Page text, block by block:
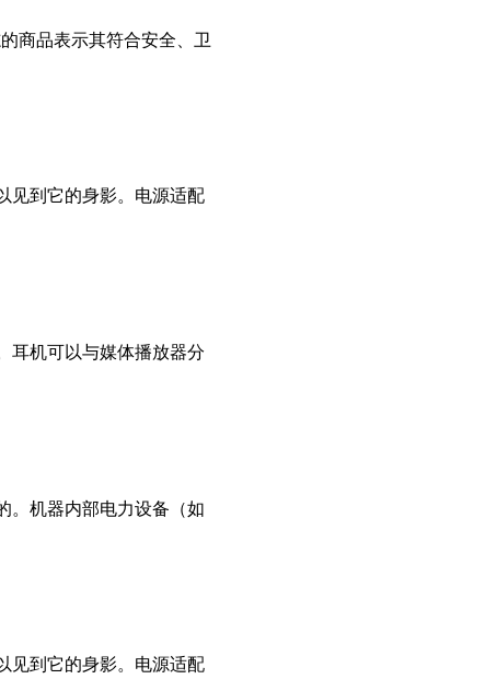
商品表示其符合安全、卫
到它的身影。电源适配
机可以与媒体播放器分
机器内部电力设备（如
到它的身影。电源适配